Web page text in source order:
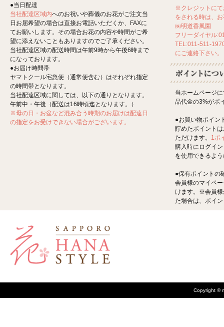
●当日配達
当社配達区域内へのお祝いや葬儀のお花がご注文当
日お届希望の場合は直接お電話いただくか、FAXに
てお願いします。その場合お花の内容や時間がご希
望に添えないこともありますのでご了承ください。
当社配達区域の配送時間は午前9時から午後6時まで
になっております。
●お届け時間帯
ヤマトクール宅急便（通常便含む）はそれぞれ指定
の時間帯となります。
当社配達区域に関しては、以下の通りとなります。
午前中・午後（配送は16時頃迄となります。）
※母の日・お盆など混み合う時期のお届けは配達日
の指定をお受けできない場合がございます。
※クレジットにて
をされる時は、
㈱明道香風園
フリーダイヤル
TEL:011-511-
にご連絡下さい。
当ホームページ
品代金の3%がポ
●お買い物ポイン
貯めたポイント
ただけます。 1ポ
購入時にログイ
を使用できるよ
●保有ポイントの
会員様のマイペ
けます。※会員様
た場合は、ポイ
Copyright ©